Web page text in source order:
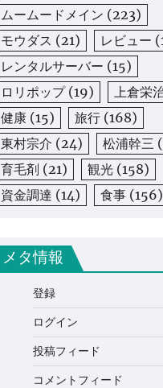
ムームードメイン (223)
モウダス (21) レビュー
レンタルサーバー (15)
ロリポップ(19) 上倉栄
健康 (15) 旅行 (168)
東村宗介 (24) 松浦幹三
育毛剤 (21) 観光 (158)
資金調達 (14) 食事 (156)
メタ情報
登録
ログイン
投稿フィード
コメントフィード